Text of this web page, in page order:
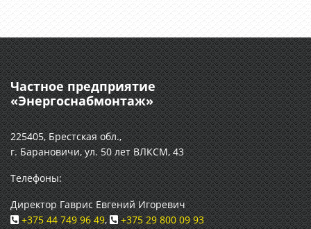
Частное предприятие
«Энергоснабмонтаж»
225405, Брестская обл.,
г. Барановичи, ул. 50 лет ВЛКСМ, 43
Телефоны:
Директор Гаврис Евгений Игоревич
+375 44 749 96 49,
+375 29 800 09 93